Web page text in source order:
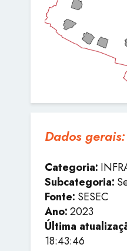
Dados gerais:
Categoria:
Subcategoria:
Fonte: SESEC
Ano:2023
Última
18:43:46